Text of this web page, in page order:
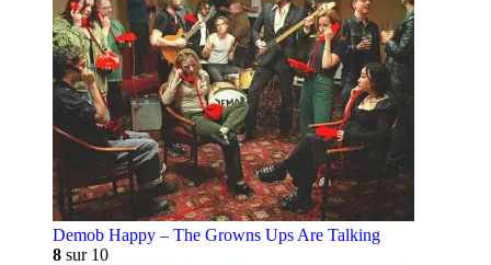
Demob Happy – The Growns Ups Are Talking
8 sur 10